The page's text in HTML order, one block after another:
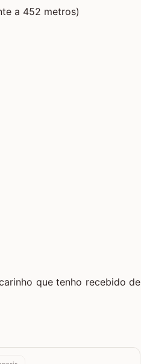
a 452 metros)
que tenho recebido de